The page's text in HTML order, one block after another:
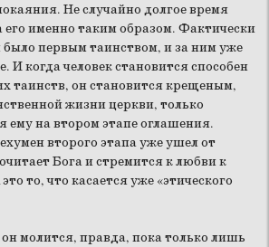
Не случайно долгое время
его именно таким образом. Фактически
первым таинством, и за ним уже
И когда человек становится способен
таинств, он становится крещеным,
жизни церкви, только
на втором этапе оглашения.
второго этапа уже ушел от
Бога и стремится к любви к
то, что касается уже «этического
молится, правда, пока только лишь